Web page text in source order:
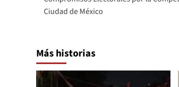
navigation
Ciudad de México
Más historias